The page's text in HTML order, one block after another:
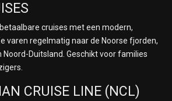
cruises met een modern,
varen regelmatig naar de Noorse fjorden,
Noord-Duitsland. Geschikt voor families
CRUISE LINE (NCL)